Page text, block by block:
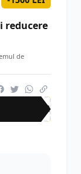
reducere
de
AMA